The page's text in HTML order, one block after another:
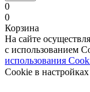
0
0
Корзина
На сайте
с использованием
использования
Cookie в настройках